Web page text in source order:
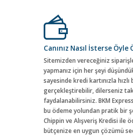
Canınız Nasıl İsterse Öyle
Sitemizden vereceğiniz
yapmanız için her şeyi
sayesinde kredi kartınızla
gerçekleştirebilir, dilerseniz
faydalanabilirsiniz. BKM
bu ödeme yolundan pratik bir
Chippin ve Alışveriş Kredisi ile
bütçenize en uygun çözümü